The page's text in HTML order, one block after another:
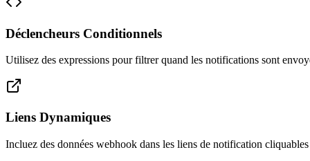
Déclencheurs Conditionnels
Utilisez des expressions pour filtrer quand les notifications sont
Liens Dynamiques
Incluez des données webhook dans les liens de notification cliquables